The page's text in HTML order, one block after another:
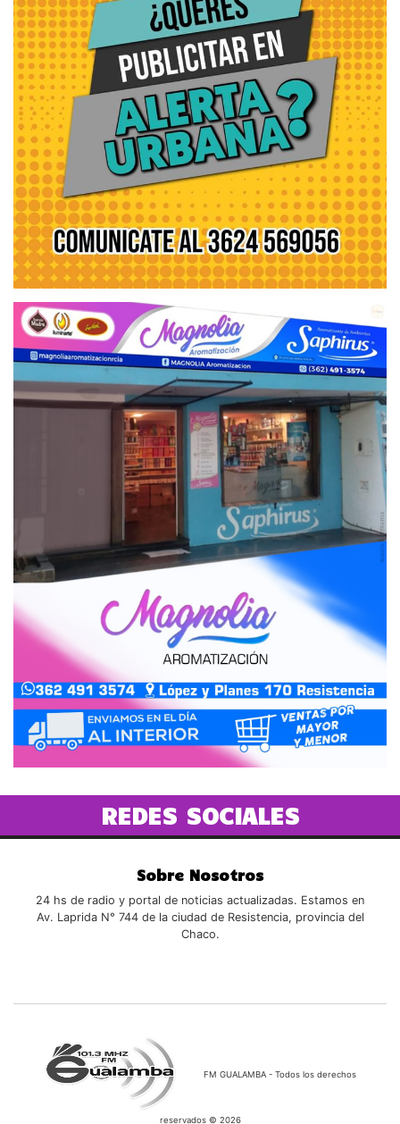
REDES SOCIALES
Sobre Nosotros
24 hs de radio y portal de noticias actualizadas. Estamos en
Av. Laprida N° 744 de la ciudad de Resistencia, provincia del
Chaco.
FM GUALAMBA - Todos los derechos
reservados © 2026